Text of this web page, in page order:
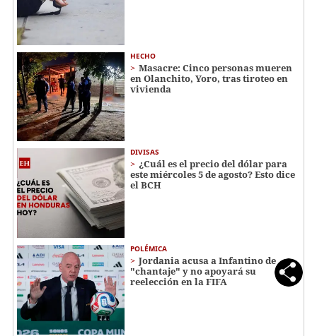
HECHO
Masacre: Cinco personas mueren
en Olanchito, Yoro, tras tiroteo en
vivienda
DIVISAS
¿Cuál es el precio del dólar para
este miércoles 5 de agosto? Esto dice
el BCH
POLÉMICA
Jordania acusa a Infantino de
"chantaje" y no apoyará su
reelección en la FIFA